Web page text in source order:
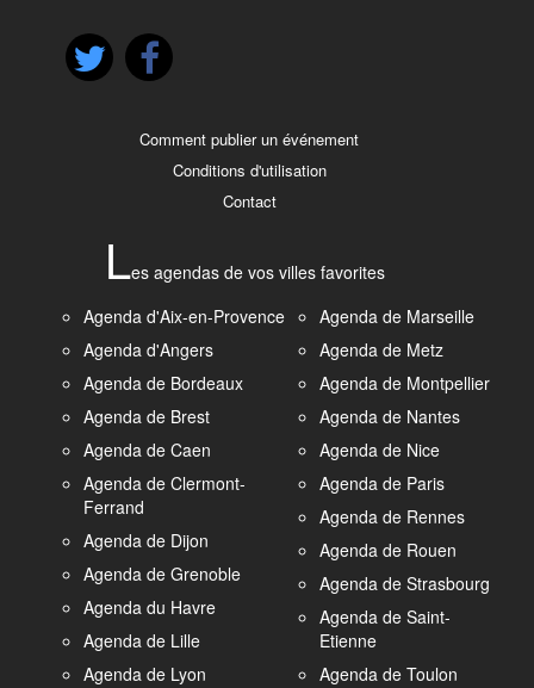
Comment publier un événement
Conditions d'utilisation
Contact
Les agendas de vos villes favorites
Agenda d'Aix-en-Provence
Agenda d'Angers
Agenda de Bordeaux
Agenda de Brest
Agenda de Caen
Agenda de Clermont-
Ferrand
Agenda de Dijon
Agenda de Grenoble
Agenda du Havre
Agenda de Lille
Agenda de Lyon
Agenda de Marseille
Agenda de Metz
Agenda de Montpellier
Agenda de Nantes
Agenda de Nice
Agenda de Paris
Agenda de Rennes
Agenda de Rouen
Agenda de Strasbourg
Agenda de Saint-
Etienne
Agenda de Toulon